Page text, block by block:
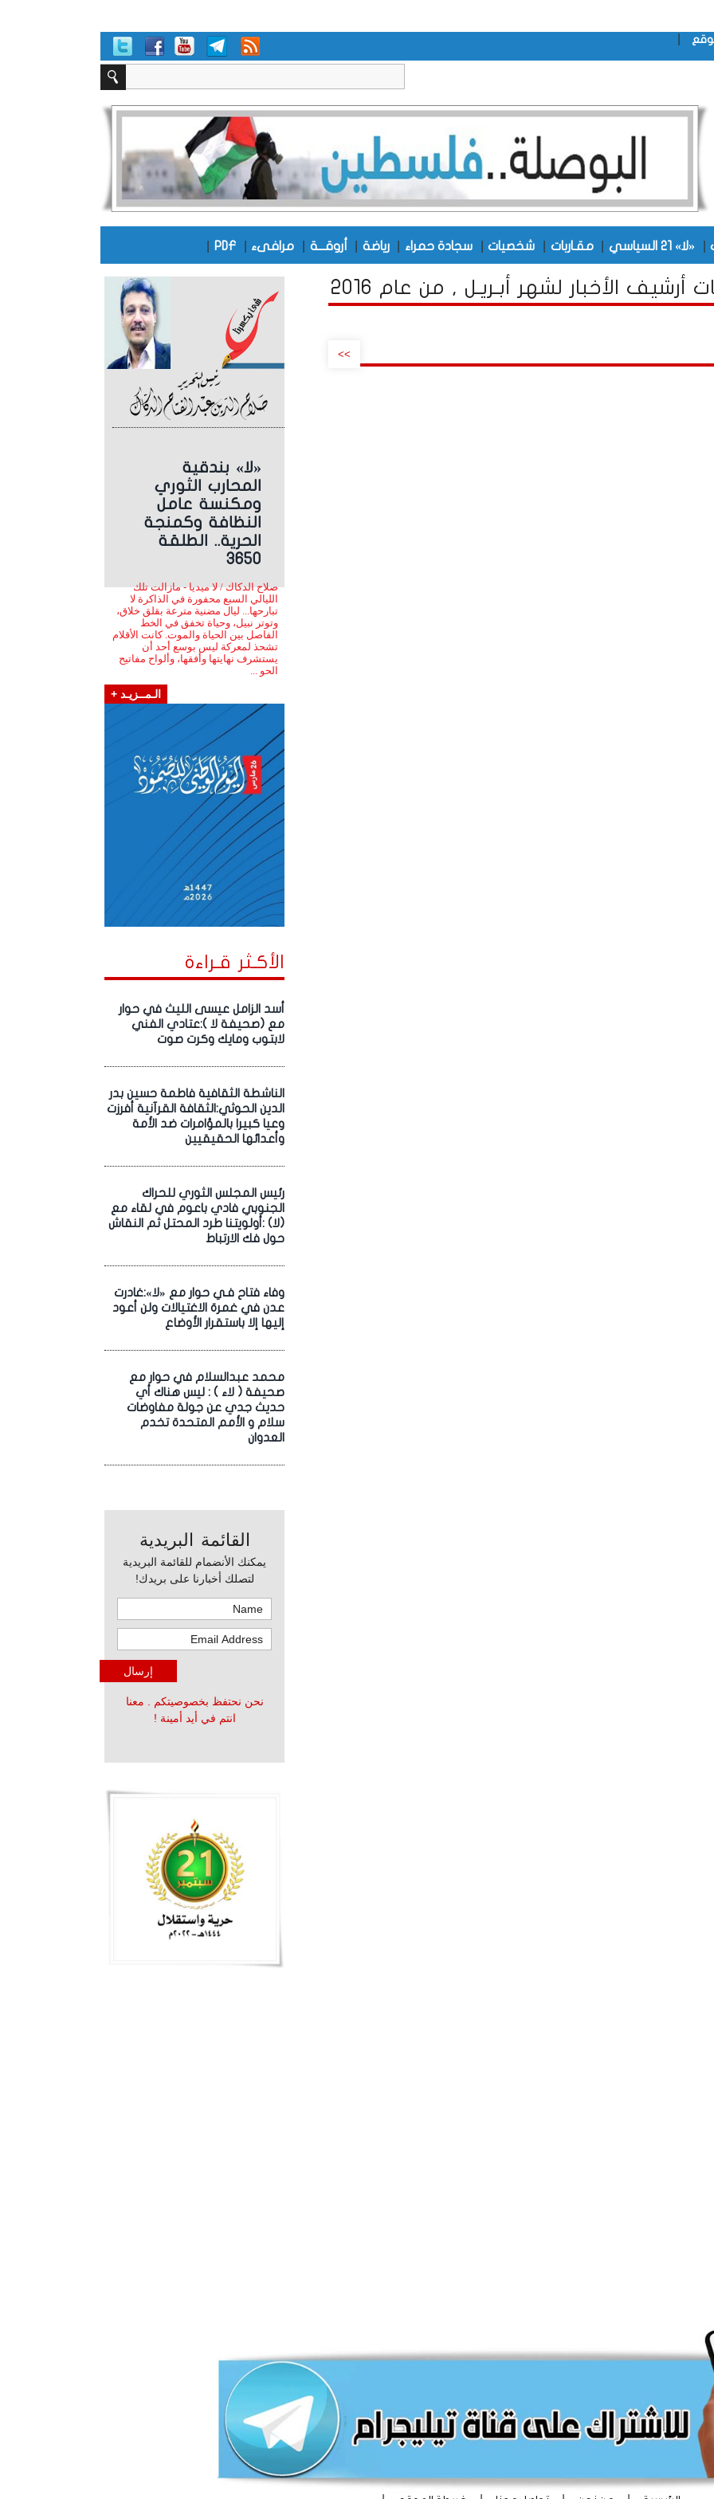
«لا» 21 السياسي مقـاربات شخصيات سجادة حمراء رياضة أروقـــة مرافىء PDF
«لا» بندقية
المحارب الثوري
ومكنسة عامل
النظافة وكمنجة
الحرية.. الطلقة
3650
صلاح الدكاك / لا ميديا - مازالت تلك
الليالي السبع محفورة في الذاكرة لا
تبارحها... ليال مضنية مترعة بقلق خلاق،
وتوتر نبيل، وحياة تخفق في الخط
الفاصل بين الحياة والموت. كانت الأقلام
تشحذ لمعركة ليس بوسع أحد أن
يستشرف نهايتها وأفقها، وألواح مفاتيح
الحو ...
الـمــزيـد +
الأكـثر قـراءة
أسد الزامل عيسى الليث في حوار
مع (صحيفة لا ):عتادي الفني
لابتوب ومايك وكرت صوت
الناشطة الثقافية فاطمة حسين بدر
الدين الحوثي:الثقافة القرآنية أفرزت
وعيا كبيرا بالمؤامرات ضد الأمة
وأعدائها الحقيقيين
رئيس المجلس الثوري للحراك
الجنوبي فادي باعوم في لقاء مع
(لا) :أولويتنا طرد المحتل ثم النقاش
حول فك الارتباط
وفاء فتاح فـي حوار مع «لا»:غادرت
عدن في غمرة الاغتيالات ولن أعود
إليها إلا باستقرار الأوضاع
محمد عبدالسلام في حوار مع
صحيفة ( لاء ) : ليس هناك أي
حديث جدي عن جولة مفاوضات
سلام و الأمم المتحدة تخدم
العدوان
القائمة البريدية
يمكنك الأنضمام للقائمة البريدية
لتصلك أخبارنا على بريدك!
نحن نحتفظ بخصوصيتكم . معنا
انتم في أيد أمينة !
أرشيف الأخبار لشهر أبـريـل , من عام 2016
>>